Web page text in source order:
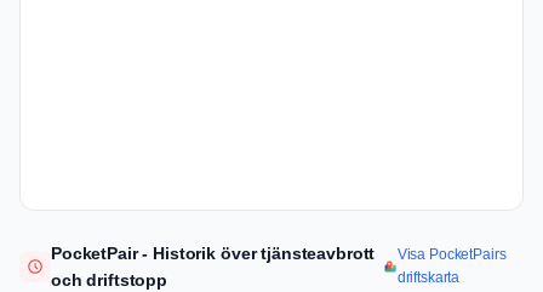
PocketPair - Historik över tjänsteavbrott
och driftstopp
Visa PocketPairs
driftskarta